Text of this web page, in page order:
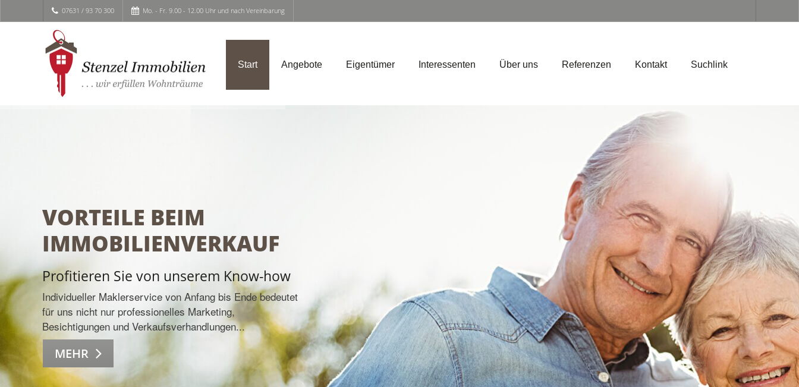
07631 / 93 70 300 Mo. - Fr. 9.00 - 12.00 Uhr und nach Vereinbarung
Start Angebote Eigentümer Interessenten Über uns Referenzen Kontakt Suchlink
VORTEILE BEIM
IMMOBILIENVERKAUF
Profitieren Sie von unserem Know-how
Individueller Maklerservice von Anfang bis Ende bedeutet
für uns nicht nur professionelles Marketing,
Besichtigungen und Verkaufsverhandlungen...
MEHR